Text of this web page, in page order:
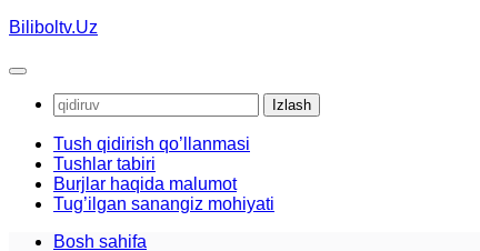
Skip
content
Biliboltv.Uz
Qidirshish:
Tush qidirish qo’llanmasi
Tushlar tabiri
Burjlar haqida malumot
Tug’ilgan sanangiz mohiyati
Bosh sahifa